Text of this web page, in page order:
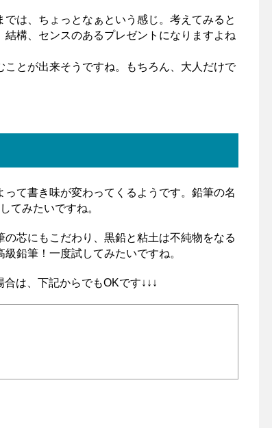
は、ちょっとなぁという感じ。考えてみると
構、センスのあるプレゼントになりますよね
とが出来そうですね。もちろん、大人だけで
て書き味が変わってくるようです。鉛筆の名
てみたいですね。
芯にもこだわり、黒鉛と粘土は不純物をなる
鉛筆！一度試してみたいですね。
は、下記からでもOKです↓↓↓